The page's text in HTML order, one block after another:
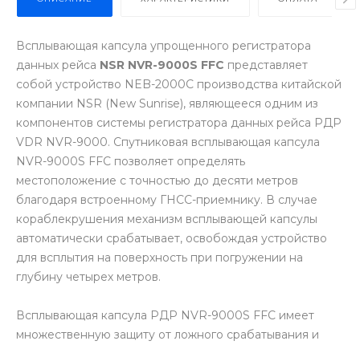
Всплывающая капсула упрощенного регистратора
данных рейса NSR NVR-9000S FFC представляет
собой устройство NEB-2000C производства китайской
компании NSR (New Sunrise), являющееся одним из
компонентов системы регистратора данных рейса РДР
VDR NVR-9000. Спутниковая всплывающая капсула
NVR-9000S FFC позволяет определять
местоположение с точностью до десяти метров
благодаря встроенному ГНСС-приемнику. В случае
кораблекрушения механизм всплывающей капсулы
автоматически срабатывает, освобождая устройство
для всплытия на поверхность при погружении на
глубину четырех метров.
Всплывающая капсула РДР NVR-9000S FFC имеет
множественную защиту от ложного срабатывания и